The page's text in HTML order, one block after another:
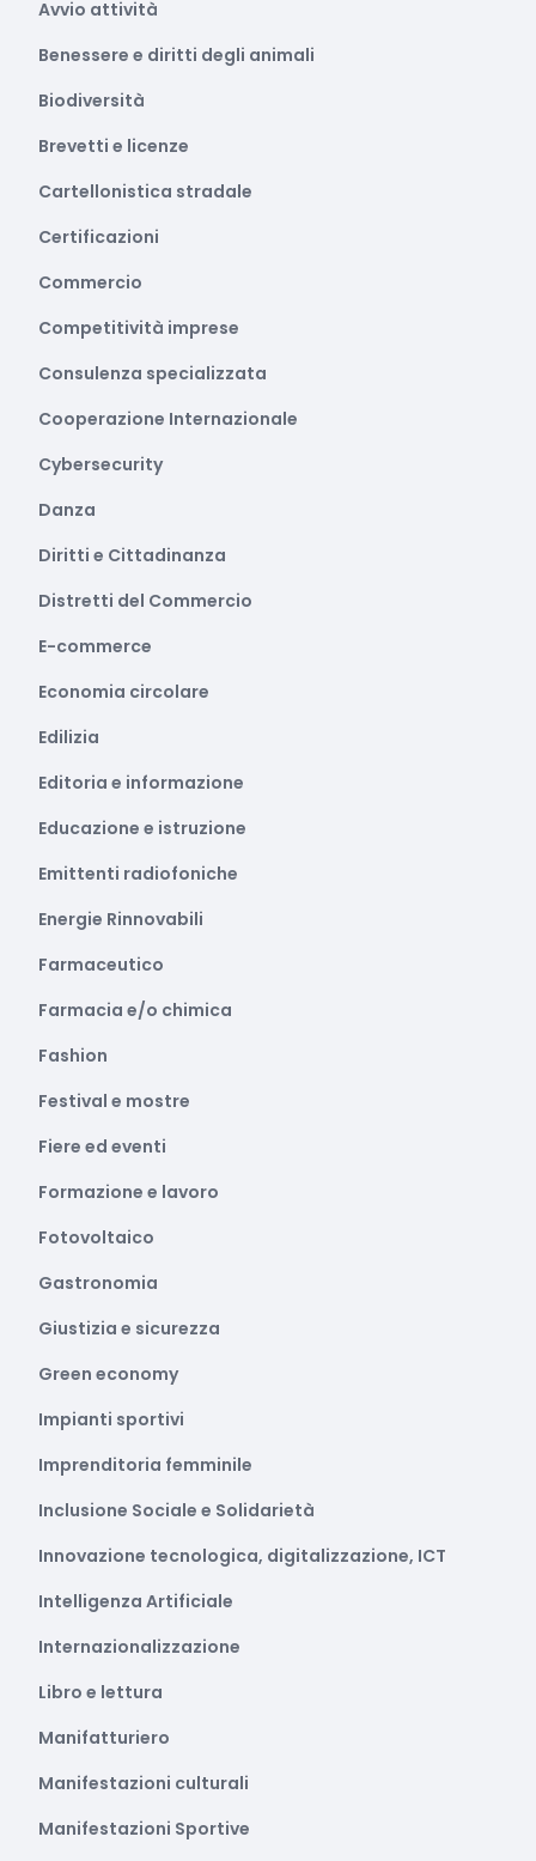
Avvio attività
Benessere e diritti degli animali
Biodiversità
Brevetti e licenze
Cartellonistica stradale
Certificazioni
Commercio
Competitività imprese
Consulenza specializzata
Cooperazione Internazionale
Cybersecurity
Danza
Diritti e Cittadinanza
Distretti del Commercio
E-commerce
Economia circolare
Edilizia
Editoria e informazione
Educazione e istruzione
Emittenti radiofoniche
Energie Rinnovabili
Farmaceutico
Farmacia e/o chimica
Fashion
Festival e mostre
Fiere ed eventi
Formazione e lavoro
Fotovoltaico
Gastronomia
Giustizia e sicurezza
Green economy
Impianti sportivi
Imprenditoria femminile
Inclusione Sociale e Solidarietà
Innovazione tecnologica, digitalizzazione, ICT
Intelligenza Artificiale
Internazionalizzazione
Libro e lettura
Manifatturiero
Manifestazioni culturali
Manifestazioni Sportive